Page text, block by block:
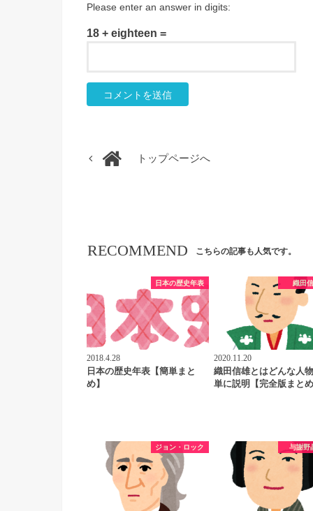
Please enter an answer in digits:
18 + eighteen =
トップページへ
RECOMMEND こちらの記事も人気です。
日本の歴史年表
2018.4.28
日本の歴史年表【簡単まと
め】
織田
2020.11.20
織田信雄とはどんな人
単に説明【完全版まと
ジョン・ロック 与謝野